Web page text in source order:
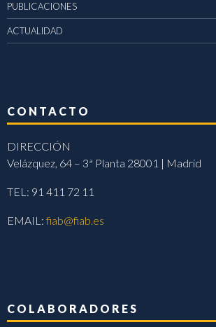
PUBLICACIONES
ACTUALIDAD
CONTACTO
DIRECCIÓN
Velázquez, 64 – 3ª Planta 28001 | Madrid
TEL: 91 411 72 11
EMAIL:fiab@fiab.es
COLABORADORES